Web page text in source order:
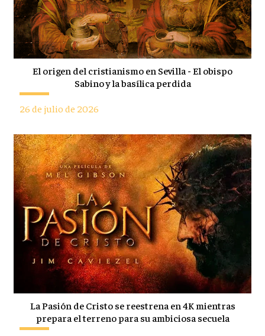
El origen del cristianismo en Sevilla - El obispo
Sabino y la basílica perdida
26 de julio de 2026
La Pasión de Cristo se reestrena en 4K mientras
prepara el terreno para su ambiciosa secuela